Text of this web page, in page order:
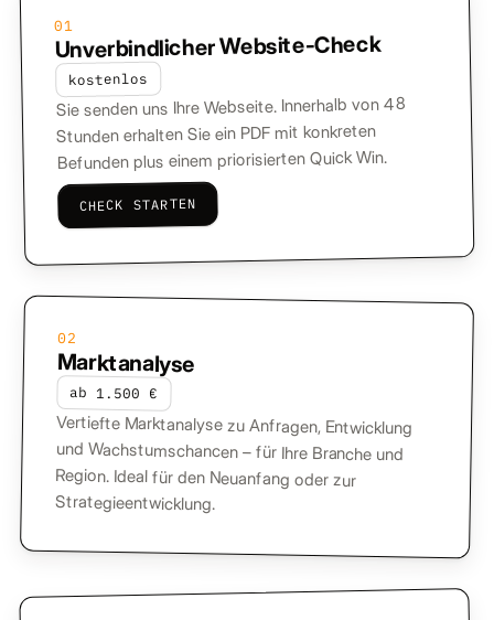
01
Unverbindlicher Website-Check
kostenlos
Sie senden uns Ihre Webseite. Innerhalb von 48
Stunden erhalten Sie ein PDF mit konkreten
Befunden plus einem priorisierten Quick Win.
CHECK STARTEN
02
Marktanalyse
ab 1.500 €
Vertiefte Marktanalyse zu Anfragen, Entwicklung
und Wachstumschancen – für Ihre Branche und
Region. Ideal für den Neuanfang oder zur
Strategieentwicklung.